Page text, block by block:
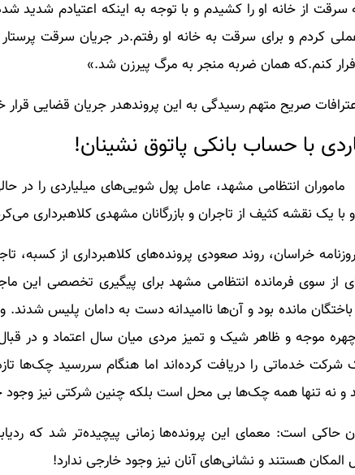
سرقت از خانه او را کشیدم و با توجه به اینکه اعتیادم
کردم و برای سرقت به خانه او رفتم.در جریان سرقت
فرار کنم.که همان ضربه منجر به مرگ پیرزن شد.»
صریح متهم رسیدگی به این پروندهدر جریان قضایی قرار
با حساب بانکی پاتوق‌ نشینان!
انتظامی مشهد، عامل پول شویی‌های میلیاردی را در
با یک نقشه کثیف از تاجران و بازرگانان مشهدی کلاهبرداری
خراسان، روند صعودی پرونده‌های کلاهبرداری از کسبه،
از سوی فرمانده انتظامی مشهد برای پیگیری تخصصی این
مانده بود و آن‌ها ناامیدانه دست به دامان پلیس شدند.
موجه و ظاهر شیک و تمیز مردی میان سال اعتماد و در قبال
خدماتی را دریافت کرده‌اند اما هنگام سررسید چک‌ها
و نه تنها همه چک‌ها بی محل است بلکه چنین شرکتی نیز وجود
حاکی است: معمای این پرونده‌ها زمانی پیچیده‌تر شد که
هستند و نشانی‌های آنان نیز وجود خارجی ندارد!